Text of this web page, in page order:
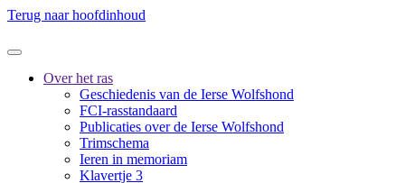
Terug naar hoofdinhoud
Over het ras
Geschiedenis van de Ierse Wolfshond
FCI-rasstandaard
Publicaties over de Ierse Wolfshond
Trimschema
Ieren in memoriam
Klavertje 3